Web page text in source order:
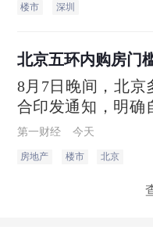
13%，8月9日单日
6月以来峰值，8月
签约量较7月增长
楼市 深圳
北京五环内购房门
8月7日晚间，北京
合印发通知，明确
起，非京籍家庭购
限购政策进一步优
第一财经 今天
房地产 楼市 北京